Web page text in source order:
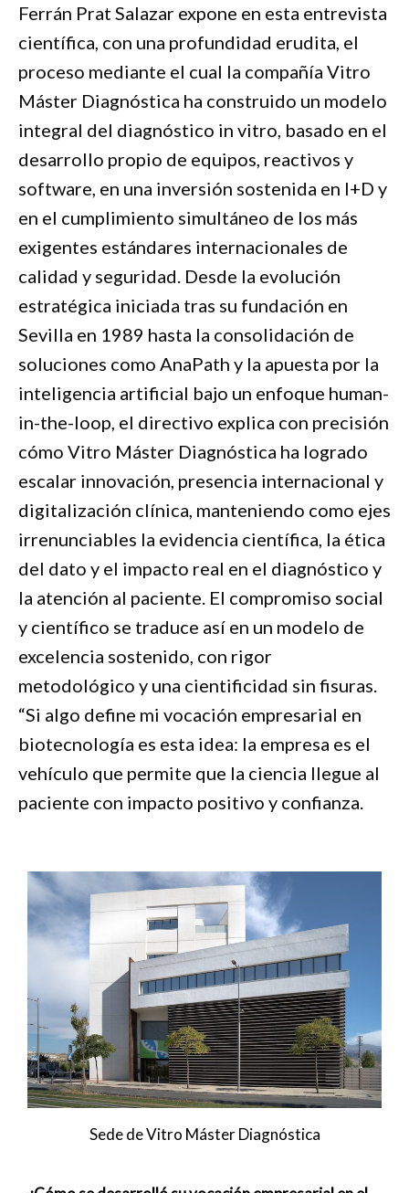
Ferrán Prat Salazar expone en esta entrevista
científica, con una profundidad erudita, el
proceso mediante el cual la compañía Vitro
Máster Diagnóstica ha construido un modelo
integral del diagnóstico in vitro, basado en el
desarrollo propio de equipos, reactivos y
software, en una inversión sostenida en I+D y
en el cumplimiento simultáneo de los más
exigentes estándares internacionales de
calidad y seguridad. Desde la evolución
estratégica iniciada tras su fundación en
Sevilla en 1989 hasta la consolidación de
soluciones como AnaPath y la apuesta por la
inteligencia artificial bajo un enfoque human-
in-the-loop, el directivo explica con precisión
cómo Vitro Máster Diagnóstica ha logrado
escalar innovación, presencia internacional y
digitalización clínica, manteniendo como ejes
irrenunciables la evidencia científica, la ética
del dato y el impacto real en el diagnóstico y
la atención al paciente. El compromiso social
y científico se traduce así en un modelo de
excelencia sostenido, con rigor
metodológico y una cientificidad sin fisuras.
“Si algo define mi vocación empresarial en
biotecnología es esta idea: la empresa es el
vehículo que permite que la ciencia llegue al
paciente con impacto positivo y confianza.
Sede de Vitro Máster Diagnóstica